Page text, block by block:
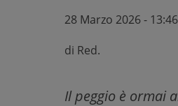
28 Marzo 2026 - 13:46
di Red.
Il peggio è ormai